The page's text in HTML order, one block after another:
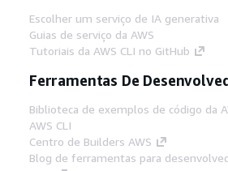
Escolher um serviço de IA generativa
Guias de serviço da AWS
Tutoriais da AWS CLI no GitHub
Ferramentas De
Biblioteca de exemplos de código da
AWS CLI
Centro de Builders AWS
Blog de ferramentas para